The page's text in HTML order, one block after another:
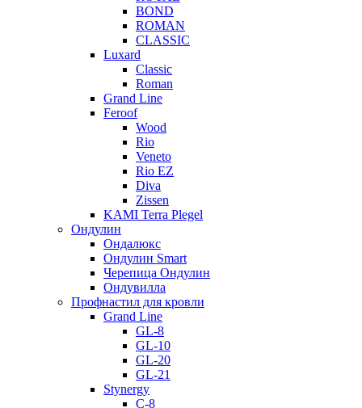
BOND
ROMAN
CLASSIC
Luxard
Classic
Roman
Grand Line
Feroof
Wood
Rio
Veneto
Rio EZ
Diva
Zissen
KAMI Terra Plegel
Ондулин
Ондалюкс
Ондулин Smart
Черепица Ондулин
Ондувилла
Профнастил для кровли
Grand Line
GL-8
GL-10
GL-20
GL-21
Stynergy
C-8